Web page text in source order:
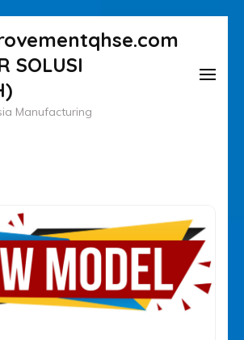
SOLUSI
Manufacturing